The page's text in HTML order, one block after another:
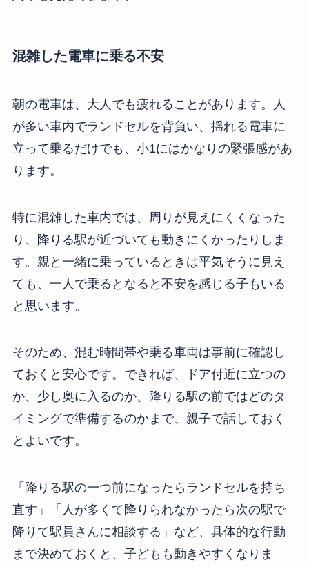
混雑した電車に乗る不安
朝の電車は、大人でも疲れることがあります。人
が多い車内でランドセルを背負い、揺れる電車に
立って乗るだけでも、小1にはかなりの緊張感があ
ります。
特に混雑した車内では、周りが見えにくくなった
り、降りる駅が近づいても動きにくかったりしま
す。親と一緒に乗っているときは平気そうに見え
ても、一人で乗るとなると不安を感じる子もいる
と思います。
そのため、混む時間帯や乗る車両は事前に確認し
ておくと安心です。できれば、ドア付近に立つの
か、少し奥に入るのか、降りる駅の前ではどのタ
イミングで準備するのかまで、親子で話しておく
とよいです。
「降りる駅の一つ前になったらランドセルを持ち
直す」「人が多くて降りられなかったら次の駅で
降りて駅員さんに相談する」など、具体的な行動
まで決めておくと、子どもも動きやすくなりま